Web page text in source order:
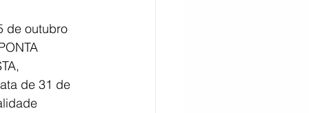
de outubro
de 31 de